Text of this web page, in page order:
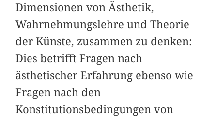
Dimensionen von Ästhetik,
Wahrnehmungslehre und Theorie
der Künste, zusammen zu denken:
Dies betrifft Fragen nach
ästhetischer Erfahrung ebenso wie
Fragen nach den
Konstitutionsbedingungen von